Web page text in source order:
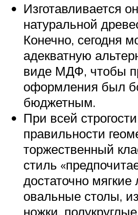
Изготавливается
натуральной
Конечно, сегодня
адекватную
виде МДФ, чтобы
оформления был
бюджетным.
При всей
правильности
торжественный
стиль
достаточно мягкие
овальные столы,
ножки,